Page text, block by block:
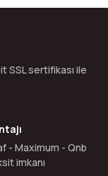
SSL sertifikası ile
- Maximum - Qnb
imkanı